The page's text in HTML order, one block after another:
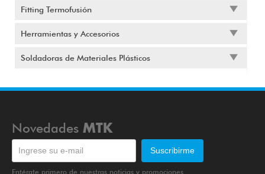
Fitting Termofusión
Herramientas y Accesorios
Soldadoras de Materiales Plásticos
Novedades MTK
Entérate primero de nuestras noticias y promociones